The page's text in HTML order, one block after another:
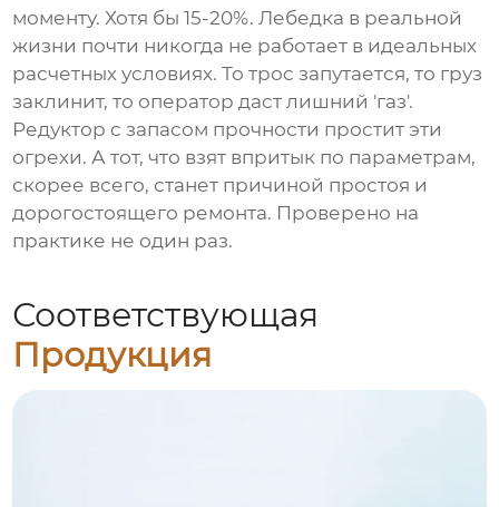
моменту. Хотя бы 15-20%. Лебедка в реальной
жизни почти никогда не работает в идеальных
расчетных условиях. То трос запутается, то груз
заклинит, то оператор даст лишний 'газ'.
Редуктор с запасом прочности простит эти
огрехи. А тот, что взят впритык по параметрам,
скорее всего, станет причиной простоя и
дорогостоящего ремонта. Проверено на
практике не один раз.
Соответствующая
Продукция